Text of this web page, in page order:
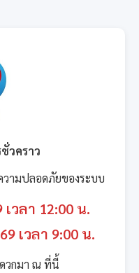
วคราว
ามปลอดภัยของระบบ
วลา 12:00 น.
เวลา 9:00 น.
วกมา ณ ที่นี้